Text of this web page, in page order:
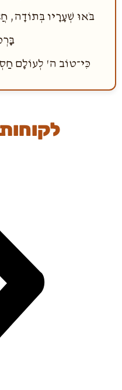
בֹּאוּ שְׁעָרָיו בְּתוֹדָה,
כִּי־טוֹב ה' לְעוֹלָם